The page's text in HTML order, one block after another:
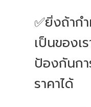
✅ยิ่งถ้าก
เป็นของเ
ป้องกันกา
ราคาได้